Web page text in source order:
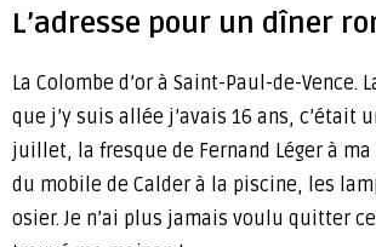
L’adresse pour un dîner
La Colombe d’or à Saint-Paul-de-Vence.
que j’y suis allée j’avais 16 ans, c’était
juillet, la fresque de Fernand Léger à ma
du mobile de Calder à la piscine, les
osier. Je n’ai plus jamais voulu quitter